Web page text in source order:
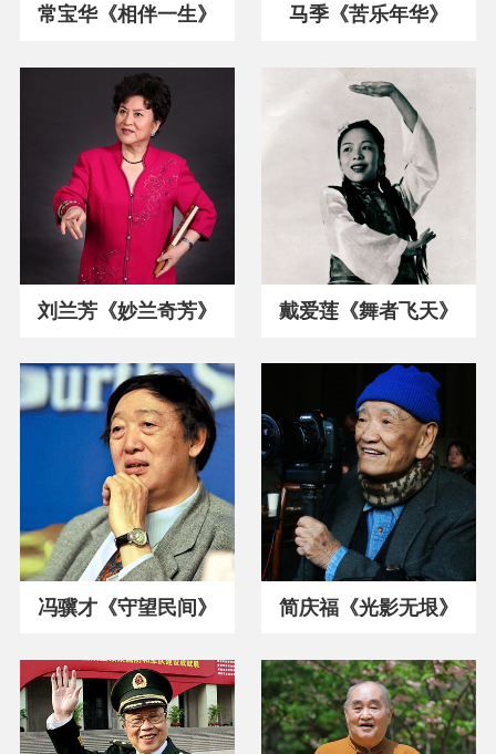
常宝华《相伴一生》 马季《苦乐年华》
刘兰芳《妙兰奇芳》 戴爱莲《舞者飞天》
冯骥才《守望民间》 简庆福《光影无垠》